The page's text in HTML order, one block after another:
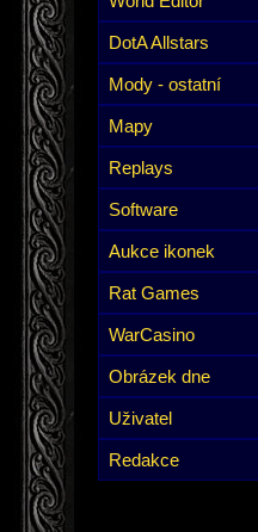
DotA Allstars
Mody - ostatní
Mapy
Replays
Software
Aukce ikonek
Rat Games
WarCasino
Obrázek dne
Uživatel
Redakce